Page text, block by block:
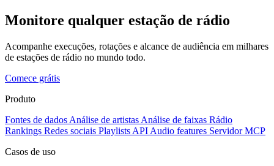
Monitore qualquer estação de rádio
Acompanhe execuções, rotações e alcance de audiência em milhares
de estações de rádio no mundo todo.
Comece grátis
Produto
Fontes de dados Análise de artistas Análise de faixas Rádio
Rankings Redes sociais Playlists API Audio features Servidor MCP
Casos de uso